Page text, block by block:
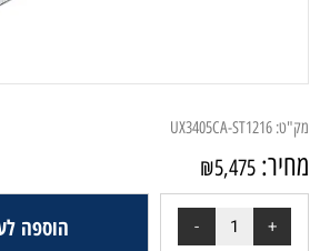
מק"ט: UX3405CA-ST1216
מחיר: ₪5,475
הוספה